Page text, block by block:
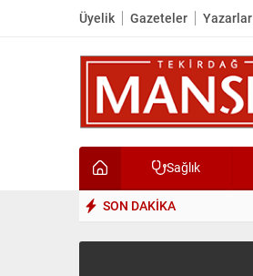
Üyelik Gazeteler Yazarlar
Sağlık
SON DAKİKA